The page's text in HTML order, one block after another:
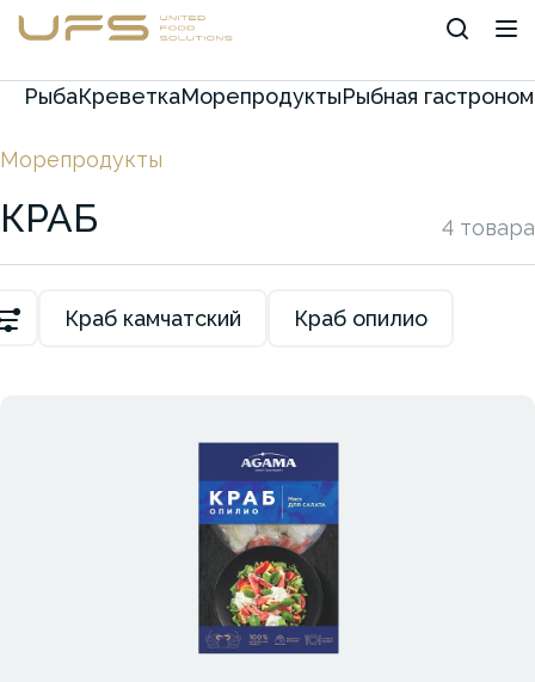
РыбаКреветкаМорепродуктыРыбная
Морепродукты
КРАБ 4 товара
Краб камчатский Краб опилио